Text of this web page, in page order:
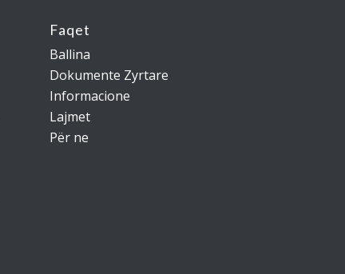
Faqet
Ballina
Dokumente Zyrtare
Informacione
Lajmet
Për ne